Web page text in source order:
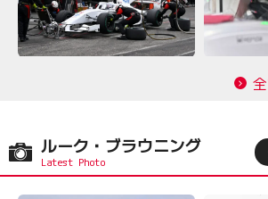
ルーク・ブラウニング